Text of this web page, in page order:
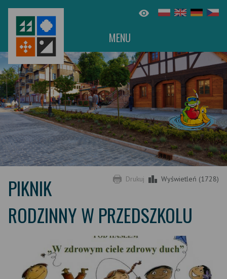
MENU
Drukuj Wyświetleń (1728)
PIKNIK
RODZINNY W PRZEDSZKOLU